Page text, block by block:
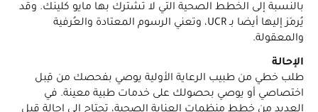
بالنسبة إلى الخطط الصحية التي لا تشترك بها مايو كلينك. وقد
يُرمَز إليها أيضا بـ UCR، وتعني الرسوم المعتادة والعُرفية
والمعقولة.
الإحالة
طلب خطي من طبيب الرعاية الأولية يوصي بفحصك من قِبل
اختصاصي أو يوصي بحصولك على خدمات طبية معينة. في